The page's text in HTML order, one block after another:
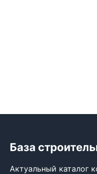
База
Актуальный каталог